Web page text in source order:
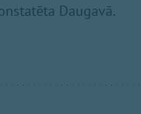
Daugavā.